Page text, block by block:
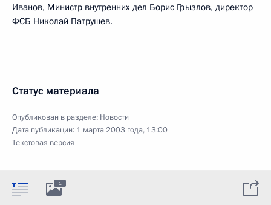
Иванов, Министр внутренних дел Борис Грызлов, директор
ФСБ Николай Патрушев.
Статус материала
Опубликован в разделе: Новости
Дата публикации: 1 марта 2003 года, 13:00
Текстовая версия
1